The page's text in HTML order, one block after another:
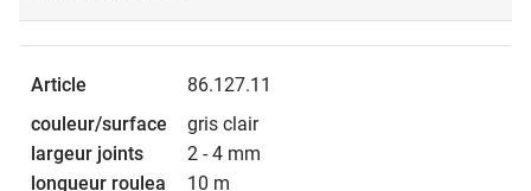
86.127.11
gris clair
2 - 4 mm
10 m